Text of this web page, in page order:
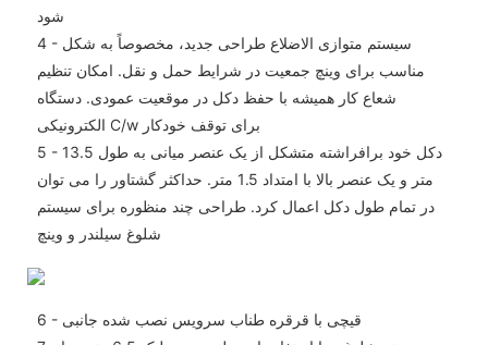
شود
4 - سیستم متوازی الاضلاع طراحی جدید، مخصوصاً به شکل
مناسب برای وینچ جمعیت در شرایط حمل و نقل. امکان تنظیم
شعاع کار همیشه با حفظ دکل در موقعیت عمودی. دستگاه
الکترونیکی C/w برای توقف خودکار
5 - دکل خود برافراشته متشکل از یک عنصر میانی به طول 13.5
متر و یک عنصر بالا با امتداد 1.5 متر. حداکثر گشتاور را می توان
در تمام طول دکل اعمال کرد. طراحی چند منظوره برای سیستم
6 - قیچی با قرقره طناب سرویس نصب شده جانبی